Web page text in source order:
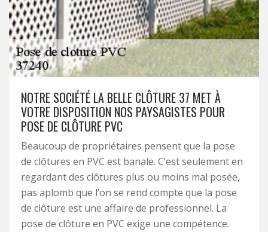
NOTRE SOCIÉTÉ LA BELLE CLÔTURE 37 MET À
VOTRE DISPOSITION NOS PAYSAGISTES POUR
POSE DE CLÔTURE PVC
Beaucoup de propriétaires pensent que la pose
de clôtures en PVC est banale. C’est seulement en
regardant des clôtures plus ou moins mal posée,
pas aplomb que l’on se rend compte que la pose
de clôture est une affaire de professionnel. La
pose de clôture en PVC exige une compétence.